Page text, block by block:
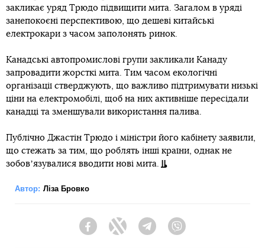
закликає уряд Трюдо підвищити мита. Загалом в уряді
занепокоєні перспективою, що дешеві китайські
електрокари з часом заполонять ринок.
Канадські автопромислові групи закликали Канаду
запровадити жорсткі мита. Тим часом екологічні
організації стверджують, що важливо підтримувати низькі
ціни на електромобілі, щоб на них активніше пересідали
канадці та зменшували використання палива.
Публічно Джастін Трюдо і міністри його кабінету заявили,
що стежать за тим, що роблять інші країни, однак не
зобовʼязувалися вводити нові мита.
Автор: Ліза Бровко
FacebookTwitter Telegram